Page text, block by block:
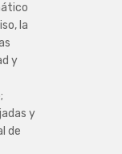
la
y
y
de